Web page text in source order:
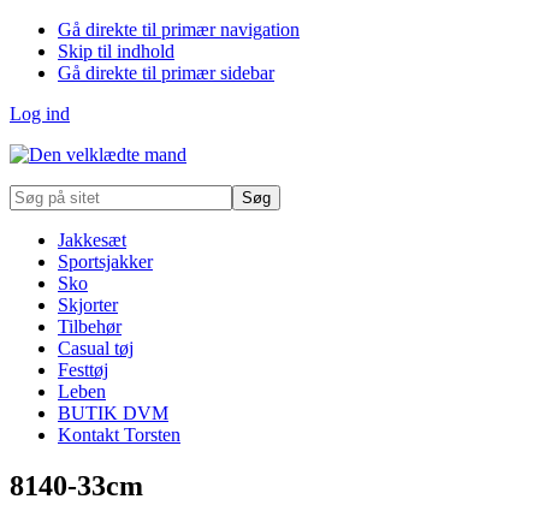
Gå direkte til primær navigation
Skip til indhold
Gå direkte til primær sidebar
Log ind
Søg
på
Jakkesæt
Sportsjakker
Sko
Skjorter
Tilbehør
Casual tøj
Festtøj
Leben
BUTIK DVM
Kontakt Torsten
8140-33cm